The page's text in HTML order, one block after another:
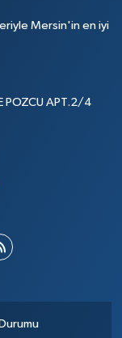
Mersin'in en iyi
POZCU APT.2/4